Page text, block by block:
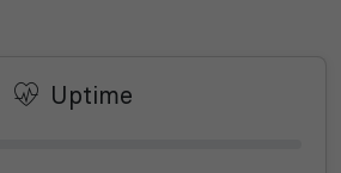
Uptime